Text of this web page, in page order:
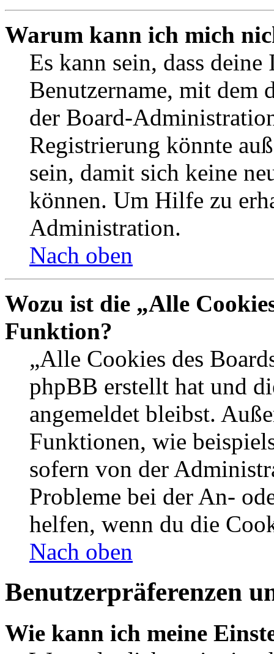
Warum kann ich mich
Es kann sein, dass
Benutzername, mit dem
der Board-
Registrierung könnte
sein, damit sich keine
können. Um Hilfe zu
Administration.
Nach oben
Wozu ist die „Alle
Funktion?
„Alle Cookies des
phpBB erstellt hat und
angemeldet bleibst.
Funktionen, wie
sofern von der
Probleme bei der An-
helfen, wenn du die
Nach oben
Benutzerpräferenzen
Wie kann ich meine